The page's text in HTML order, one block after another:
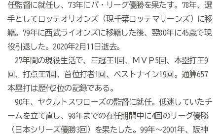
任監督に就任し、73年にパ・リーグ優勝を果たす。78年、選
手としてロッテオリオンズ（現千葉ロッテマリーンズ）に移
籍。79年に西武ライオンズに移籍した後、翌80年に45歳で現
役引退した。2020年2月11日逝去。
27年間の現役生活で、三冠王1回、ＭＶＰ5回、本塁打王9
回、打点王7回、首位打者1回、ベストナイン19回。通算657
本塁打は歴代2位の記録である。
90年、ヤクルトスワローズの監督に就任。低迷していたチ
ームを立て直し、98年までの在任期間中に4回のリーグ優勝
（日本シリーズ優勝3回）を果たした。99年～2001年、阪神